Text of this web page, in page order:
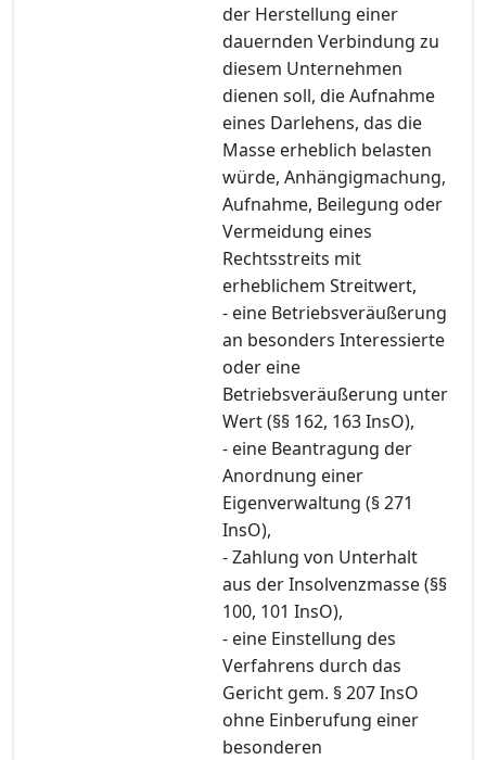
der Herstellung einer
dauernden Verbindung zu
diesem Unternehmen
dienen soll, die Aufnahme
eines Darlehens, das die
Masse erheblich belasten
würde, Anhängigmachung,
Aufnahme, Beilegung oder
Vermeidung eines
Rechtsstreits mit
erheblichem Streitwert,
- eine Betriebsveräußerung
an besonders Interessierte
oder eine
Betriebsveräußerung unter
Wert (§§ 162, 163 InsO),
- eine Beantragung der
Anordnung einer
Eigenverwaltung (§ 271
InsO),
- Zahlung von Unterhalt
aus der Insolvenzmasse (§§
100, 101 InsO),
- eine Einstellung des
Verfahrens durch das
Gericht gem. § 207 InsO
ohne Einberufung einer
besonderen